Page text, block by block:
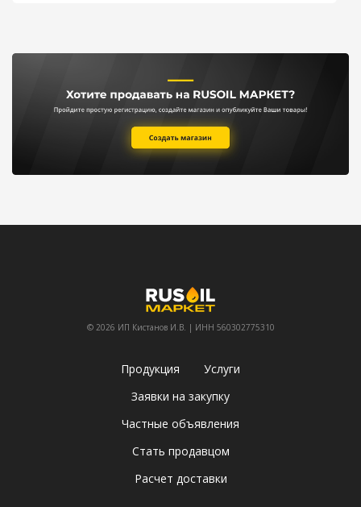
© 2026 ИП Кистанов И.В. | ИНН 560302775310
Продукция
Услуги
Заявки на закупку
Частные объявления
Стать продавцом
Расчет доставки